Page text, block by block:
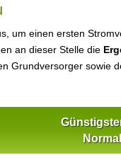
um einen ersten
an dieser Stelle die
Grundversorger sowie